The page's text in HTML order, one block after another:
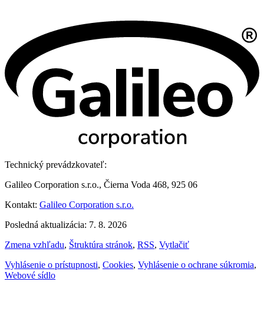
Technický prevádzkovateľ:
Galileo Corporation s.r.o., Čierna Voda 468, 925 06
Kontakt: Galileo Corporation s.r.o.
Posledná aktualizácia: 7. 8. 2026
Zmena vzhľadu, Štruktúra stránok, RSS, Vytlačiť
Vyhlásenie o prístupnosti, Cookies, Vyhlásenie o ochrane súkromia,
Webové sídlo